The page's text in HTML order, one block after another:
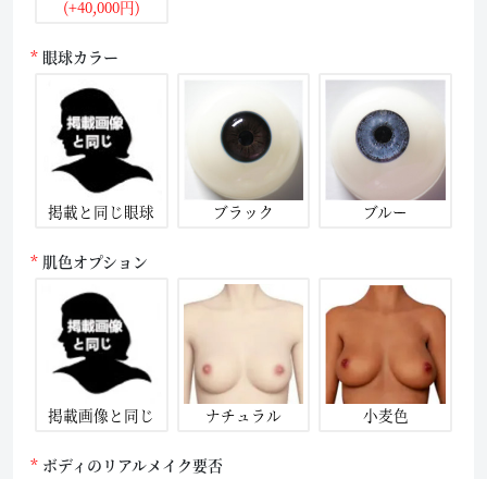
(+40,000円)
眼球カラー
掲載と同じ眼球 ブラック ブルー
肌色オプション
掲載画像と同じ ナチュラル 小麦色
ボディのリアルメイク要否